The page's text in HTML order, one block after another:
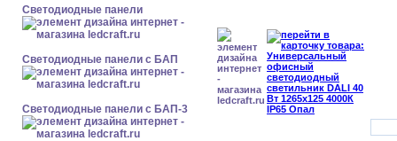
Cветодиодные панели
Cветодиодные панели с БАП
Cветодиодные панели с БАП-3